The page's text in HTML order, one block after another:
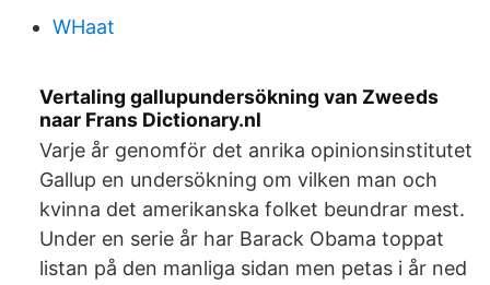
WHaat
Vertaling gallupundersökning van Zweeds
naar Frans Dictionary.nl
Varje år genomför det anrika opinionsinstitutet
Gallup en undersökning om vilken man och
kvinna det amerikanska folket beundrar mest.
Under en serie år har Barack Obama toppat
listan på den manliga sidan men petas i år ned